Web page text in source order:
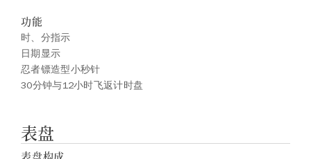
功能
时、分指示
日期显示
忍者镖造型小秒针
30分钟与12小时飞返计时盘
表盘
表盘构成